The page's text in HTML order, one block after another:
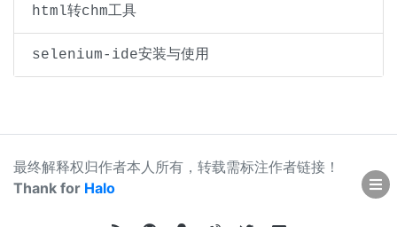
html转chm工具
selenium-ide安装与使用
最终解释权归作者本人所有，转载需标注作者链接！
Thank for Halo